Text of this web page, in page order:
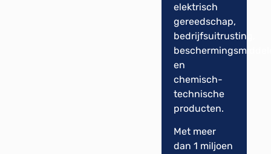
elektrisch
gereedschap,
bedrijfsuitrusting,
en
chemisch-
technische
producten.
Met meer
dan 1 miljoen